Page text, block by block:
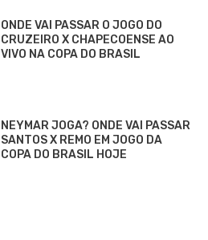
ONDE VAI PASSAR O JOGO DO
CRUZEIRO X CHAPECOENSE AO
VIVO NA COPA DO BRASIL
NEYMAR JOGA? ONDE VAI PASSAR
SANTOS X REMO EM JOGO DA
COPA DO BRASIL HOJE